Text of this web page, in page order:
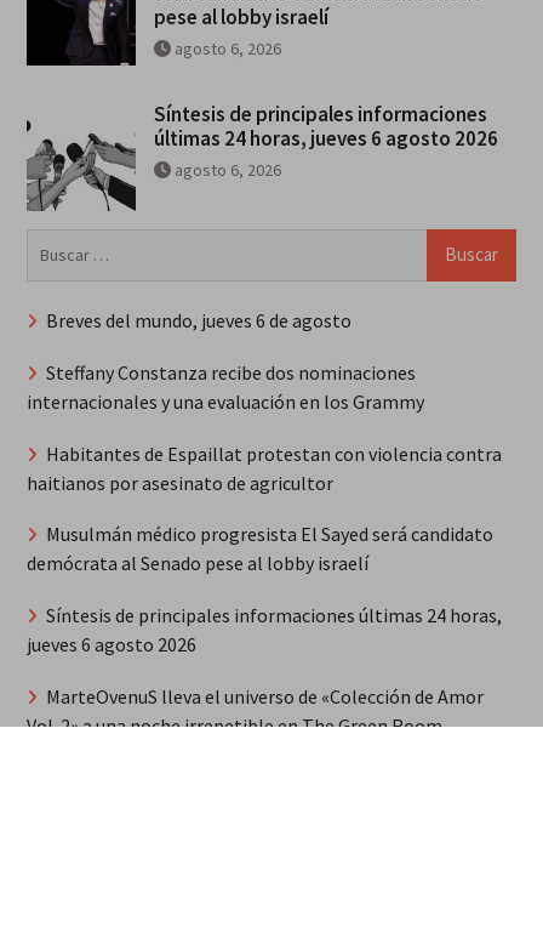
pese al lobby israelí
agosto 6, 2026
Síntesis de principales informaciones
últimas 24 horas, jueves 6 agosto 2026
agosto 6, 2026
Breves del mundo, jueves 6 de agosto
Steffany Constanza recibe dos nominaciones
internacionales y una evaluación en los Grammy
Habitantes de Espaillat protestan con violencia contra
haitianos por asesinato de agricultor
Musulmán médico progresista El Sayed será candidato
demócrata al Senado pese al lobby israelí
Síntesis de principales informaciones últimas 24 horas,
jueves 6 agosto 2026
MarteOvenuS lleva el universo de «Colección de Amor
Vol. 2» a una noche irrepetible en The Green Room